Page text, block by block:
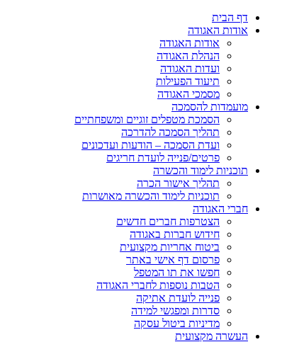
דף הבית
אודות האגודה
אודות האגודה
הנהלת האגודה
ועדות האגודה
תיעוד הפעילות
מסמכי האגודה
מועמדות להסמכה
הסמכת מטפלים זוגיים ומשפחתיים
תהליך הסמכה להדרכה
ועדת הסמכה – הודעות ועדכונים
פרטים/פנייה לועדת חריגים
תוכניות לימוד והכשרה
תהליך אישור הכרה
תוכניות לימוד והכשרה מאושרות
חברי האגודה
הצטרפות חברים חדשים
חידוש חברות באגודה
ביטוח אחריות מקצועית
פרסום דף אישי באתר
חפשו את תו המטפל
הטבות נוספות לחברי האגודה
פנייה לועדת אתיקה
סדרות ומפגשי למידה
מדיניות ביטול עסקה
העשרה מקצועית